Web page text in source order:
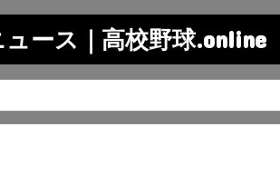
ース｜高校野球.online